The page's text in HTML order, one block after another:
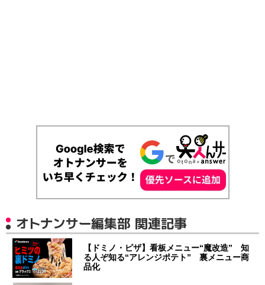
オトナンサー編集部 関連記事
【ドミノ・ピザ】看板メニュー“魔改造” 知
る人ぞ知る“アレンジポテト” 裏メニュー商
品化